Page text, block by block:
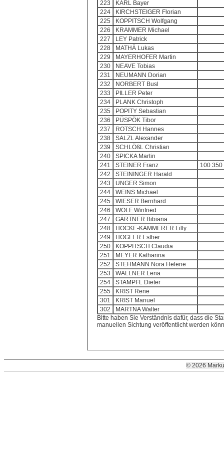
223
KARL Bayer
224
KIRCHSTEIGER Florian
225
KOPPITSCH Wolfgang
226
KRAMMER Michael
227
LEY Patrick
228
MATHÄ Lukas
229
MAYERHOFER Martin
230
NEAVE Tobias
231
NEUMANN Dorian
232
NORBERT Busl
233
PILLER Peter
234
PLANK Christoph
235
POPITY Sebastian
236
PÜSPÖK Tibor
237
ROTSCH Hannes
238
SALZL Alexander
239
SCHLÖßL Christian
240
SPICKA Martin
241
STEINER Franz
100
242
STEININGER Harald
243
UNGER Simon
244
WEINS Michael
245
WIESER Bernhard
246
WOLF Winfried
247
GÄRTNER Bibiana
248
HOCKE-KAMMERER Lilly
249
HÖGLER Esther
250
KOPPITSCH Claudia
251
MEYER Katharina
252
STEHMANN Nora Helene
253
WALLNER Lena
254
STAMPFL Dieter
255
KRIST Rene
301
KRIST Manuel
302
MARTNA Walter
Bitte haben Sie Verständnis dafür, dass die
manuellen Sichtung veröffentlicht werden
© 2026